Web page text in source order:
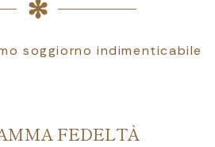
soggiorno indimenticabile
FEDELTÀ